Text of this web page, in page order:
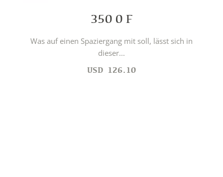
350 0 F
Was auf einen Spaziergang mit soll, lässt sich in
dieser...
USD 126.10